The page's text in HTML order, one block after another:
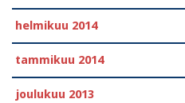
helmikuu 2014
tammikuu 2014
joulukuu 2013